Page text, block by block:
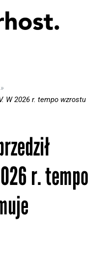
W 2026 r. tempo wzrostu
r. tempo